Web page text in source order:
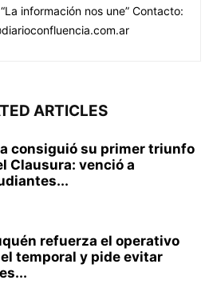
información nos une” Contacto:
ARTICLES
consiguió su primer triunfo
Clausura: venció a
refuerza el operativo
temporal y pide evitar